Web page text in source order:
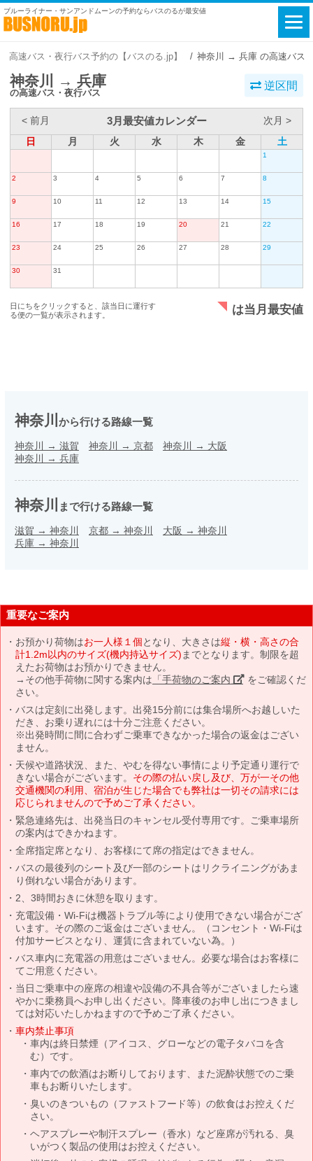
ブルーライナー・サンアンドムーンの予約ならバスのるが最安値
高速バス・夜行バス予約の【バスのる.jp】 神奈川 → 兵庫 の高速バス
神奈川 → 兵庫
の高速バス・夜行バス
逆区間
< 前月 3月最安値カレンダー
次月 >
日
月 火 水 木 金 土
1
2 3 4 5 6 7 8
9 10 11 12 13 14 15
16 17 18 19 20 21 22
23 24 25 26 27 28 29
30 31
日にちをクリックすると、該当日に運行す
る便の一覧が表示されます。
は当月最安値
神奈川 から行ける路線一覧
神奈川 → 滋賀 神奈川 → 京都 神奈川 → 大阪
神奈川 → 兵庫
神奈川 まで行ける路線一覧
滋賀 → 神奈川 京都 → 神奈川 大阪 → 神奈川
兵庫 → 神奈川
重要なご案内
お預かり荷物はお一人様１個となり、大きさは縦・横・高さの合
計1.2m以内のサイズ(機内持込サイズ) までとなります。制限を超
えたお荷物はお預かりできません。
→その他手荷物に関する案内は 「手荷物のご案内」 をご確認くだ
さい。
バスは定刻に出発します。出発15分前には集合場所へお越しいた
だき、お乗り遅れには十分ご注意ください。
※出発時間に間に合わずご乗車できなかった場合の返金はござい
ません。
天候や道路状況、また、やむを得ない事情により予定通り運行で
きない場合がございます。 その際の払い戻し及び、万が一その他
交通機関の利用、宿泊が生じた場合でも弊社は一切その請求には
応じられませんので予めご了承ください。
緊急連絡先は、出発当日のキャンセル受付専用です。ご乗車場所
の案内はできかねます。
全席指定席となり、お客様にて席の指定はできません。
バスの最後列のシート及び一部のシートはリクライニングがあま
り倒れない場合があります。
2、3時間おきに休憩を取ります。
充電設備・Wi-Fiは機器トラブル等により使用できない場合がござ
います。その際のご返金はございません。（コンセント・Wi-Fiは
付加サービスとなり、運賃に含まれていない為。）
バス車内に充電器の用意はございません。必要な場合はお客様に
てご用意ください。
当日ご乗車中の座席の相違や設備の不具合等がございましたら速
やかに乗務員へお申し出ください。降車後のお申し出につきまし
ては対応いたしかねますので予めご了承ください。
車内禁止事項
車内は終日禁煙（アイコス、グローなどの電子タバコを含
む）です。
車内での飲酒はお断りしております、また泥酔状態でのご乗
車もお断りいたします。
臭いのきついもの（ファストフード等）の飲食はお控えくだ
さい。
ヘアスプレーや制汗スプレー（香水）など座席が汚れる、臭
いがつく製品の使用はお控えください。